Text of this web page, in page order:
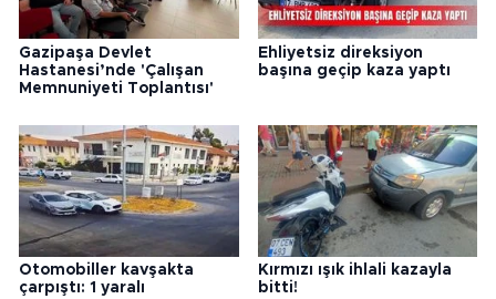
Gazipaşa Devlet
Hastanesi’nde 'Çalışan
Memnuniyeti Toplantısı'
Ehliyetsiz direksiyon
başına geçip kaza yaptı
Otomobiller kavşakta
çarpıştı: 1 yaralı
Kırmızı ışık ihlali kazayla
bitti!